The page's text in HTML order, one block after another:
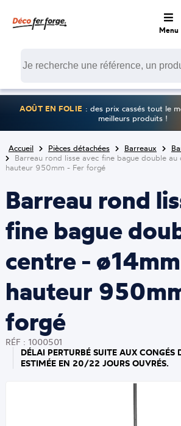
Menu
AOÛT EN FOLIE : des prix cassés tout le
meilleurs produits !
Accueil Pièces détachées Barreaux
Barreau rond lisse avec fine bague double
hauteur 950mm - Fer forgé
Barreau rond
fine bague
centre -
hauteur
forgé
RÉF : 1000501
DÉLAI PERTURBÉ SUITE AUX CONGÉS
ESTIMÉE EN 20/22 JOURS OUVRÉS.